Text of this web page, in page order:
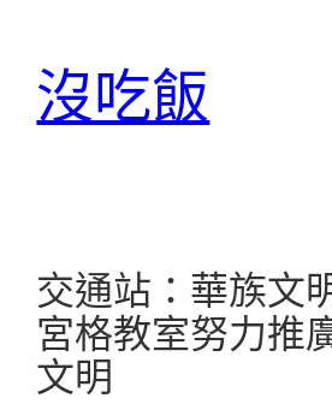
沒吃飯
交通站：華族文
宮格教室努力推
文明